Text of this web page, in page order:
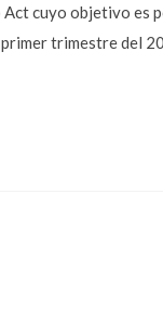
cuyo objetivo
trimestre del